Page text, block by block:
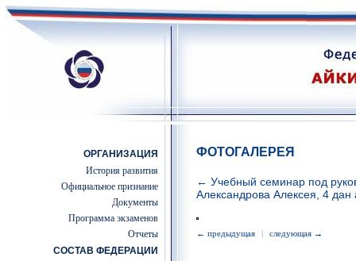
ОРГАНИЗАЦИЯ
История развития
Официальное признание
Документы
Программа экзаменов
Отчеты
СОСТАВ ФЕДЕРАЦИИ
ФОТОГАЛЕРЕЯ
← Учебный семинар под
Александрова Алексея, 4 дан
← предыдущая | следующая →